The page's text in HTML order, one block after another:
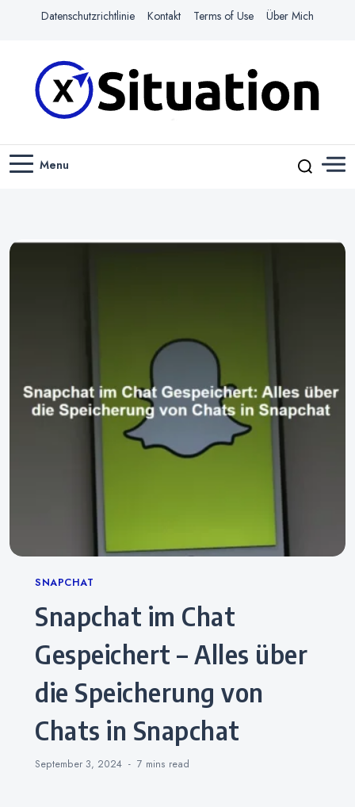
Datenschutzrichtlinie Kontakt Terms of Use Über Mich
X-SITUATION
Menu
Categories
SNAPCHAT
Snapchat im Chat
Gespeichert – Alles über
die Speicherung von
Chats in Snapchat
September 3, 2024 7 mins read